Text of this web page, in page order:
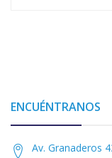
ENCUÉNTRANOS
Av. Granaderos